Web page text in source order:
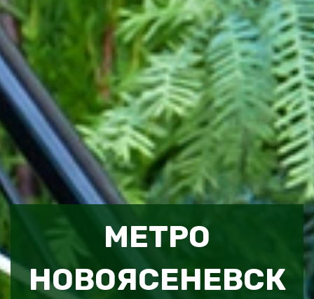
МЕТРО
НОВОЯСЕНЕВСК